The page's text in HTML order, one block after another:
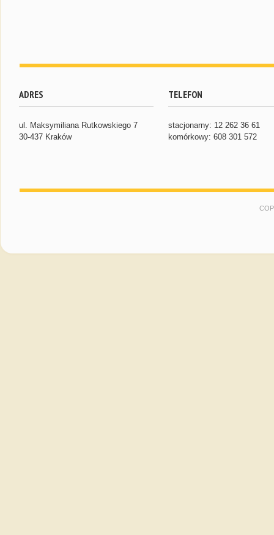
ADRES
ul. Maksymiliana Rutkowskiego 7
30-437 Kraków
TELEFON
stacjonarny: 12 262 36 61
komórkowy: 608 301 572